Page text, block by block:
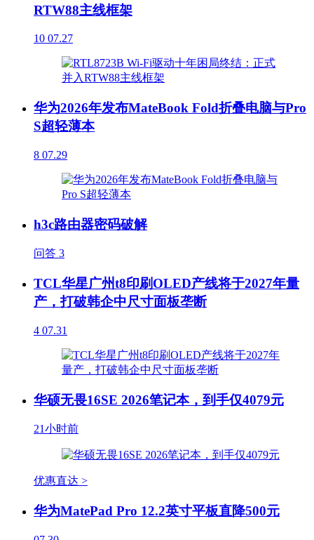
RTW88主线框架
10 07.27
华为2026年发布MateBook Fold折叠电脑与Pro
S超轻薄本
8 07.29
h3c路由器密码破解
问答 3
TCL华星广州t8印刷OLED产线将于2027年量
产，打破韩企中尺寸面板垄断
4 07.31
华硕无畏16SE 2026笔记本，到手仅4079元
21小时前
优惠直达 >
华为MatePad Pro 12.2英寸平板直降500元